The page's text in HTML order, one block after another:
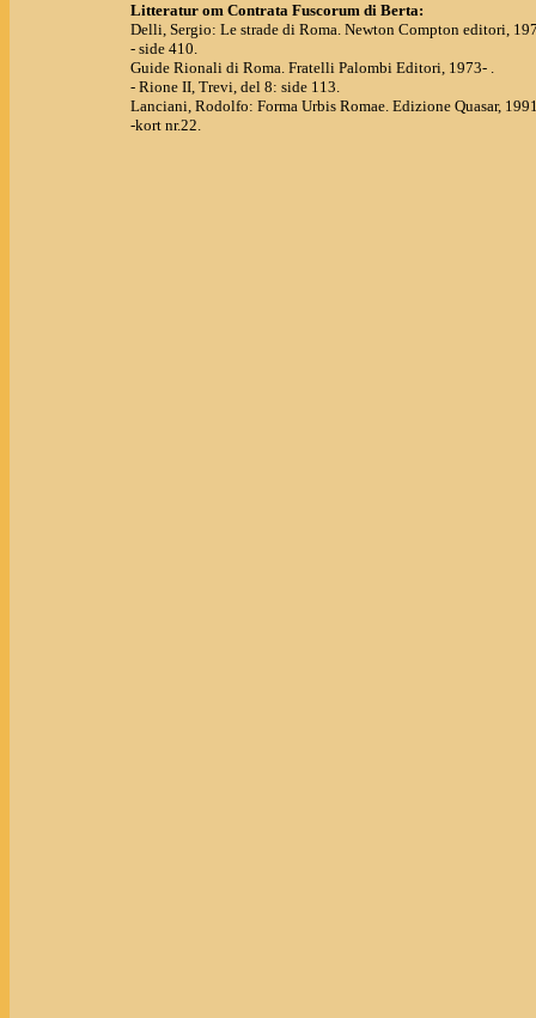
Litteratur om Contrata Fuscorum di Berta:
Delli, Sergio: Le strade di Roma. Newton Compton editori,
- side 410.
Guide Rionali di Roma. Fratelli Palombi Editori, 1973- .
- Rione II, Trevi, del 8: side 113.
Lanciani, Rodolfo: Forma Urbis Romae. Edizione Quasar,
-kort nr.22.